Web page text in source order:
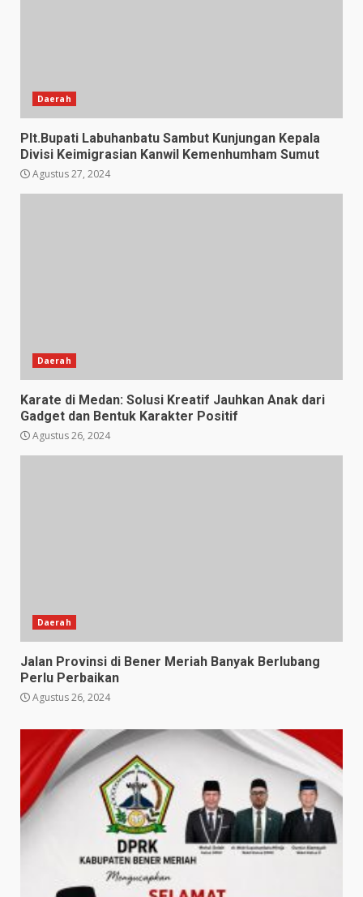
Daerah
Plt.Bupati Labuhanbatu Sambut Kunjungan Kepala
Divisi Keimigrasian Kanwil Kemenhumham Sumut
Agustus 27, 2024
Daerah
Karate di Medan: Solusi Kreatif Jauhkan Anak dari
Gadget dan Bentuk Karakter Positif
Agustus 26, 2024
Daerah
Jalan Provinsi di Bener Meriah Banyak Berlubang
Perlu Perbaikan
Agustus 26, 2024